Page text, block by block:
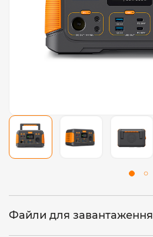
Файли для завантаження